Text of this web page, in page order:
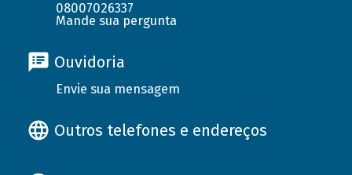
08007026337
Mande sua pergunta
Ouvidoria
Envie sua mensagem
Outros telefones e endereços